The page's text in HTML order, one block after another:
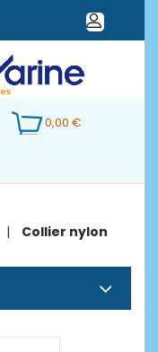
0,00 €
Collier nylon